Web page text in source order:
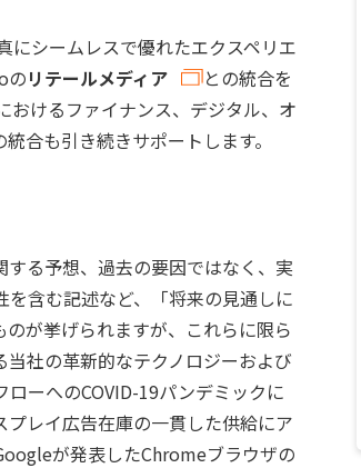
にシームレスで優れたエクスペリエ
のリテールメディア
との統合を
おけるファイナンス、デジタル、オ
合も引き続きサポートします。
る予想、過去の要因ではなく、実
含む記述など、「将来の見通しに
が挙げられますが、これらに限ら
社の革新的なテクノロジーおよび
ーへのCOVID-19パンデミックに
レイ広告在庫の一貫した供給にア
が発表したChromeブラウザの